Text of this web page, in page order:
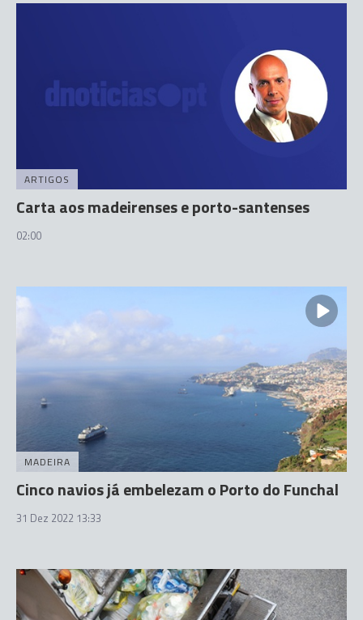
ARTIGOS
Carta aos madeirenses e porto-santenses
02:00
MADEIRA
Cinco navios já embelezam o Porto do Funchal
31 Dez 2022 13:33